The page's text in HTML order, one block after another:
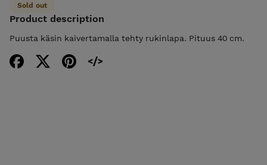
Sold out
Product description
Puusta käsin kaivertamalla tehty rukinlapa. Pituus 40 cm.